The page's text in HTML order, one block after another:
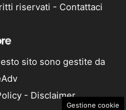
riservati - Contattaci
sito sono gestite da
- Disclaimer
Gestione cookie